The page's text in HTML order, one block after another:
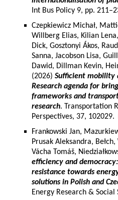
Int Bus Policy 9, pp.
Czepkiewicz Michał,
Willberg Elias, Kilian
Dick, Gosztonyi Ákos,
Sanna, Jacobson Lisa,
Dawid, Dillman Kevin,
(2026) Sufficient mobility
Research agenda for
frameworks and
research. Transportation
Perspectives, 37, 102029.
Frankowski Jan,
Prusak Aleksandra,
Vácha Tomáš,
efficiency and
resistance towards
solutions in Polish and
Energy Research & Social